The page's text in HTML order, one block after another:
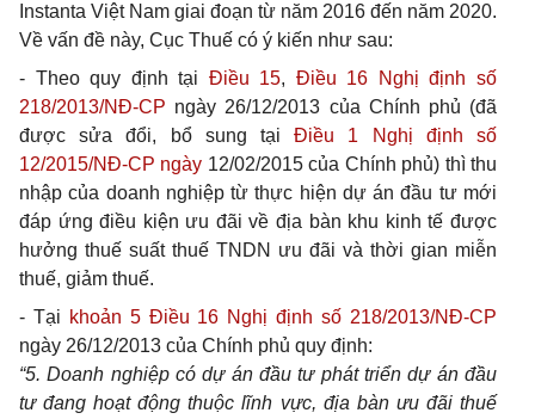
Instanta Việt Nam giai đoạn từ năm 2016 đến năm 2020.
Về vấn đề này, Cục Thuế có ý kiến như sau:
- Theo quy định tại Điều 15, Điều 16 Nghị định số
218/2013/NĐ-CP ngày 26/12/2013 của Chính phủ (đã
được sửa đổi, bổ sung tạiĐiều 1 Nghị định số
12/2015/NĐ-CP ngày 12/02/2015 của Chính phủ) thì thu
nhập của doanh nghiệp từ thực hiện dự án đầu tư mới
đáp ứng điều kiện ưu đãi về địa bàn khu kinh tế được
hưởng thuế suất thuế TNDN ưu đãi và thời gian miễn
thuế, giảm thuế.
- Tại khoản 5 Điều 16 Nghị định số 218/2013/NĐ-CP
ngày 26/12/2013 của Chính phủ quy định:
“5. Doanh nghiệp có dự án đầu tư phát triển dự án đầu
tư đang hoạt động thuộc lĩnh vực, địa bàn ưu đãi thuế